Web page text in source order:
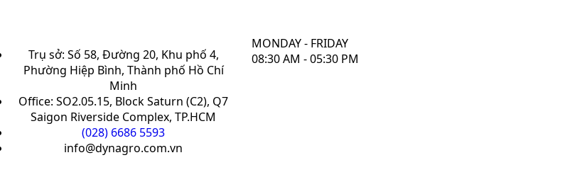
Trụ sở: Số 58, Đường 20, Khu phố 4,
Phường Hiệp Bình, Thành phố Hồ Chí
Minh
Office: SO2.05.15, Block Saturn (C2), Q7
Saigon Riverside Complex, TP.HCM
(028) 6686 5593
info@dynagro.com.vn
MONDAY - FRIDAY
08:30 AM - 05:30 PM